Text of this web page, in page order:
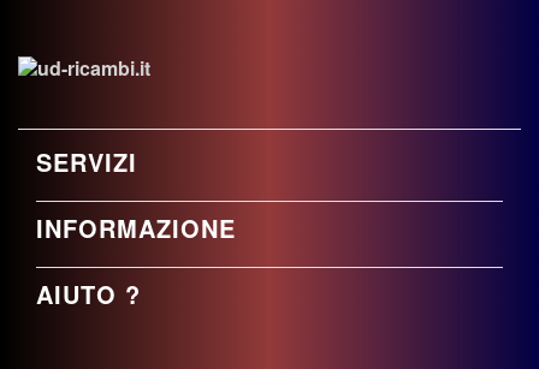
SERVIZI
INFORMAZIONE
AIUTO ?